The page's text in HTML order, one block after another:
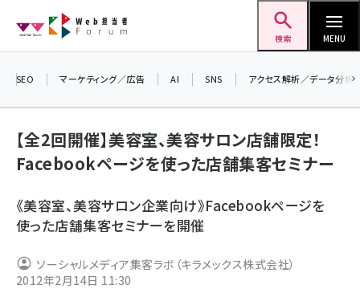
ン
検索 MENU
ai (2804)
note (2312)
SEO マーケティング／広告 AI SNS アクセス解析／データ分析
【全2回開催】美容室、美容サロン店舗限定！
Facebookページを使った店舗集客セミナー
《美容室、美容サロン企業向け》Facebookページを
使った店舗集客セミナーを開催
ソーシャルメディア集客ラボ（キラメックス株式会社）
2012年2月14日 11:30